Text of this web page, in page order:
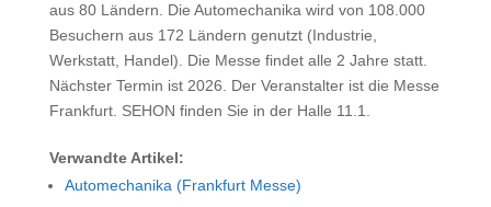
aus 80 Ländern. Die Automechanika wird von 108.000
Besuchern aus 172 Ländern genutzt (Industrie,
Werkstatt, Handel). Die Messe findet alle 2 Jahre statt.
Nächster Termin ist 2026. Der Veranstalter ist die Messe
Frankfurt. SEHON finden Sie in der Halle 11.1.
Verwandte Artikel:
Automechanika (Frankfurt Messe)